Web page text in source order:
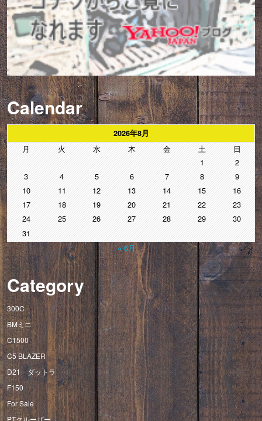
Calendar
2026年8月
月 火 水 木 金 土
日
1
2
3
4 5 6 7 8
9
10
11 12 13 14 15
16
17
18 19 20 21 22
23
24
25 26 27 28 29
30
31
« 6月
Category
300C
BMミニ
C1500
C5 BLAZER
D21 ダットラ
F150
For Sale